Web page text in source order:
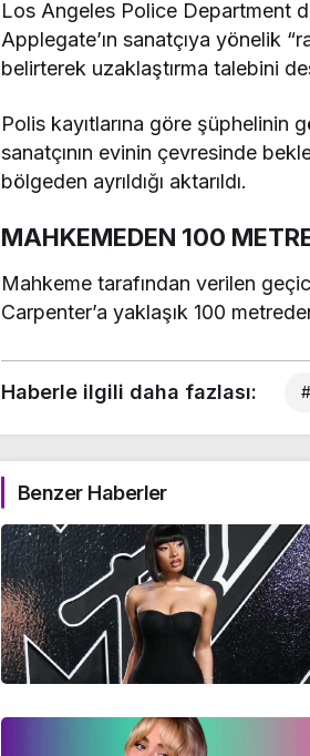
Los Angeles Police Department
Applegate’ın sanatçıya yönelik
belirterek uzaklaştırma talebini
Polis kayıtlarına göre şüphelinin
sanatçının evinin çevresinde
bölgeden ayrıldığı aktarıldı.
MAHKEMEDEN 100
Mahkeme tarafından verilen
Carpenter’a yaklaşık 100
Haberle ilgili daha fazlası:
Benzer Haberler